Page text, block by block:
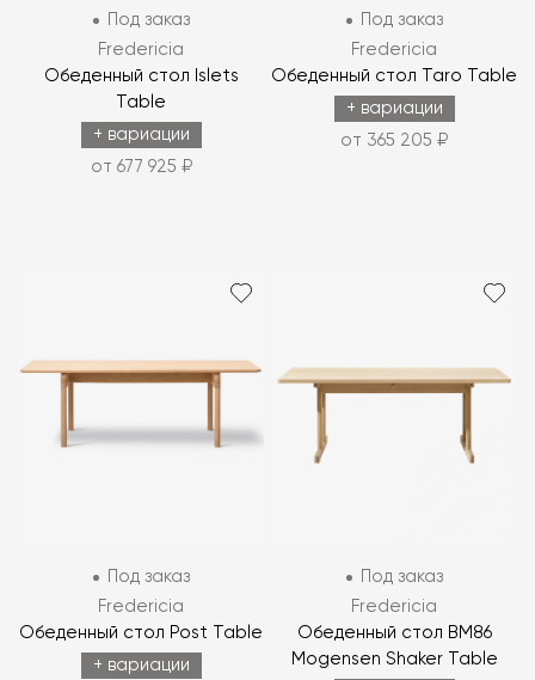
Под заказ
Fredericia
Обеденный стол Islets
Table
+ вариации
от 677 925 ₽
Под заказ
Fredericia
Обеденный стол Taro Table
+ вариации
от 365 205 ₽
Под заказ
Fredericia
Обеденный стол Post Table
+ вариации
Под заказ
Fredericia
Обеденный стол BM86
Mogensen Shaker Table